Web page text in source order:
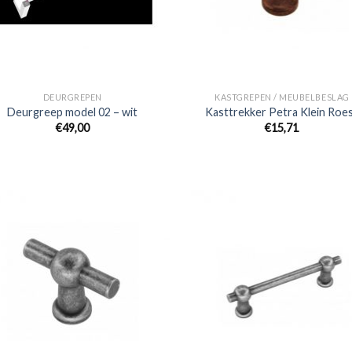
DEURGREPEN
Deurgreep model 02 – wit
€49,00
KASTGREPEN / MEUBELBESLAG
Kasttrekker Petra Klein
€15,71